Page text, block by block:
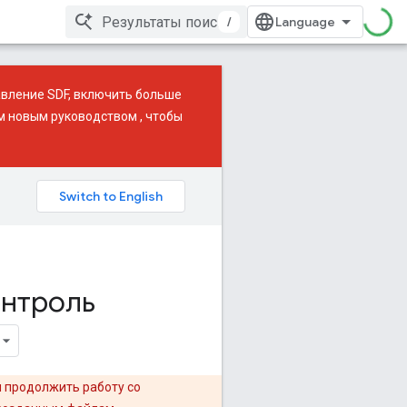
/
SDF, включить больше
новым руководством , чтобы
продолжить работу со